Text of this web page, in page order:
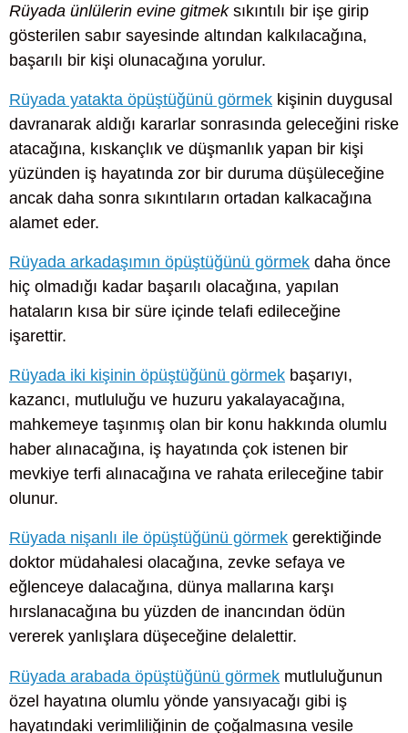
Rüyada ünlülerin evine gitmeksıkıntılı bir işe girip
gösterilen sabır sayesinde altından kalkılacağına,
başarılı bir kişi olunacağına yorulur.
Rüyada yatakta öpüştüğünü görmek kişinin duygusal
davranarak aldığı kararlar sonrasında geleceğini riske
atacağına, kıskançlık ve düşmanlık yapan bir kişi
yüzünden iş hayatında zor bir duruma düşüleceğine
ancak daha sonra sıkıntıların ortadan kalkacağına
alamet eder.
Rüyada arkadaşımın öpüştüğünü görmek daha önce
hiç olmadığı kadar başarılı olacağına, yapılan
hataların kısa bir süre içinde telafi edileceğine
işarettir.
Rüyada iki kişinin öpüştüğünü görmek başarıyı,
kazancı, mutluluğu ve huzuru yakalayacağına,
mahkemeye taşınmış olan bir konu hakkında olumlu
haber alınacağına, iş hayatında çok istenen bir
mevkiye terfi alınacağına ve rahata erileceğine tabir
olunur.
Rüyada nişanlı ile öpüştüğünü görmek gerektiğinde
doktor müdahalesi olacağına, zevke sefaya ve
eğlenceye dalacağına, dünya mallarına karşı
hırslanacağına bu yüzden de inancından ödün
vererek yanlışlara düşeceğine delalettir.
Rüyada arabada öpüştüğünü görmek mutluluğunun
özel hayatına olumlu yönde yansıyacağı gibi iş
hayatındaki verimliliğinin de çoğalmasına vesile